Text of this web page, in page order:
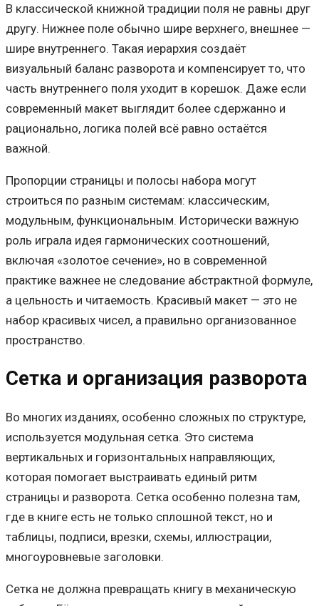
В классической книжной традиции поля не равны друг
другу. Нижнее поле обычно шире верхнего, внешнее —
шире внутреннего. Такая иерархия создаёт
визуальный баланс разворота и компенсирует то, что
часть внутреннего поля уходит в корешок. Даже если
современный макет выглядит более сдержанно и
рационально, логика полей всё равно остаётся
важной.
Пропорции страницы и полосы набора могут
строиться по разным системам: классическим,
модульным, функциональным. Исторически важную
роль играла идея гармонических соотношений,
включая «золотое сечение», но в современной
практике важнее не следование абстрактной формуле,
а цельность и читаемость. Красивый макет — это не
набор красивых чисел, а правильно организованное
пространство.
Сетка и организация разворота
Во многих изданиях, особенно сложных по структуре,
используется модульная сетка. Это система
вертикальных и горизонтальных направляющих,
которая помогает выстраивать единый ритм
страницы и разворота. Сетка особенно полезна там,
где в книге есть не только сплошной текст, но и
таблицы, подписи, врезки, схемы, иллюстрации,
многоуровневые заголовки.
Сетка не должна превращать книгу в механическую